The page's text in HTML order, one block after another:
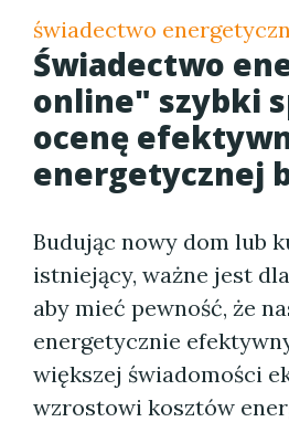
świadectwo
Świadectwo
online" szybki
ocenę
energetycznej
Budując nowy dom lub
istniejący, ważne jest
aby mieć pewność, że
energetycznie
większej świadomości
wzrostowi kosztów